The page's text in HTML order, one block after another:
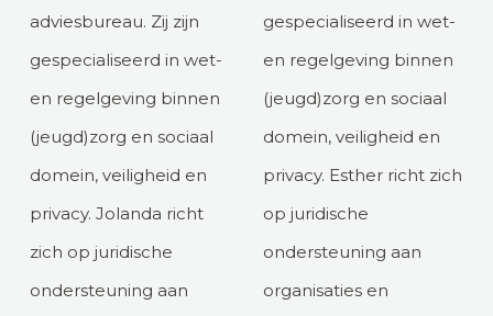
adviesbureau. Zij zijn
gespecialiseerd in wet-
en regelgeving binnen
(jeugd)zorg en sociaal
domein, veiligheid en
privacy. Jolanda richt
zich op juridische
ondersteuning aan
gespecialiseerd in wet-
en regelgeving binnen
(jeugd)zorg en sociaal
domein, veiligheid en
privacy. Esther richt zich
op juridische
ondersteuning aan
organisaties en